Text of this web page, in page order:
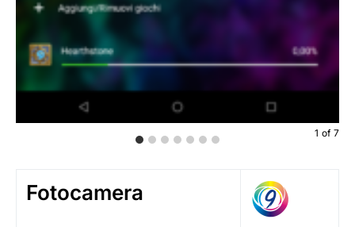
1 of 7
Fotocamera